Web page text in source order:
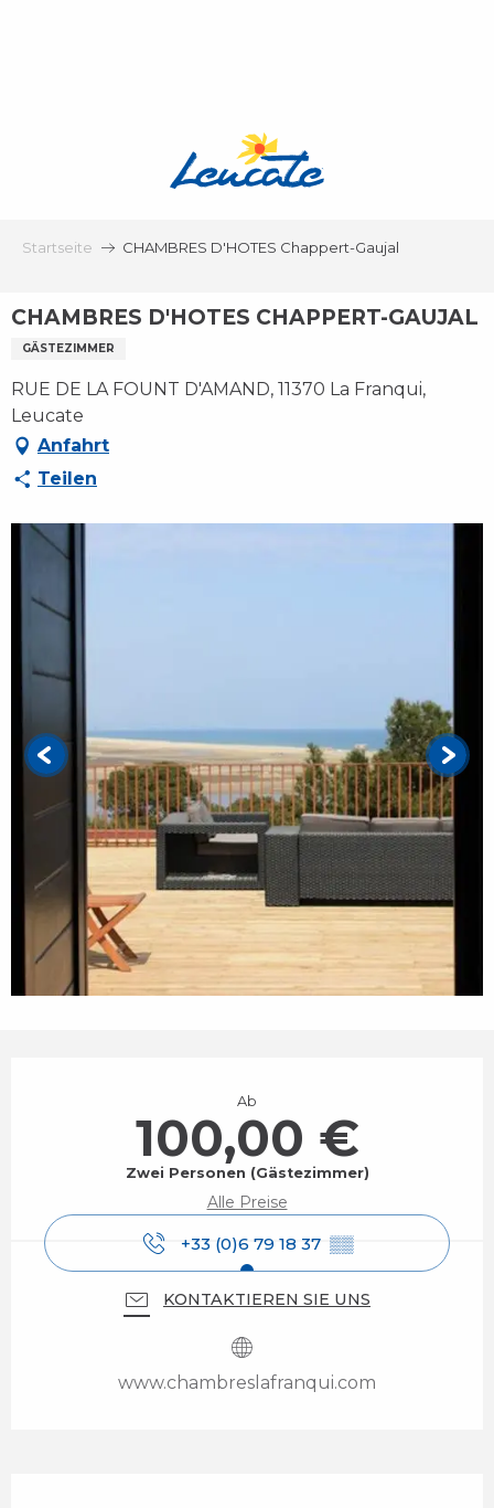
Startseite CHAMBRES D'HOTES Chappert-Gaujal
CHAMBRES D'HOTES CHAPPERT-GAUJAL
GÄSTEZIMMER
RUE DE LA FOUNT D'AMAND, 11370 La Franqui,
Leucate
Anfahrt
Teilen
Ab
100,00 €
Zwei Personen (Gästezimmer)
Alle Preise
+33 (0)6 79 18 37 ▒▒
KONTAKTIEREN SIE UNS
www.chambreslafranqui.com